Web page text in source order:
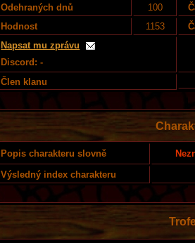
Odehraných dnů
100
Hodnost
1153
Napsat mu zprávu
Discord: -
Člen klanu
Popis charakteru slovně
Výsledný index charakteru